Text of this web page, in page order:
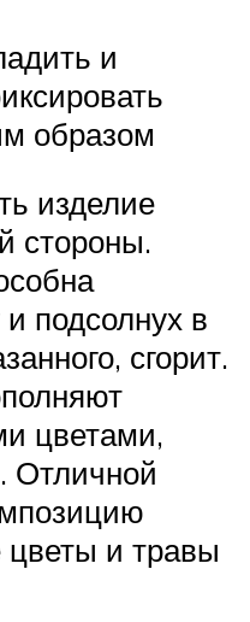
и
образом
изделие
стороны.
подсолнух в
сгорит.
цветами,
Отличной
цветы и травы